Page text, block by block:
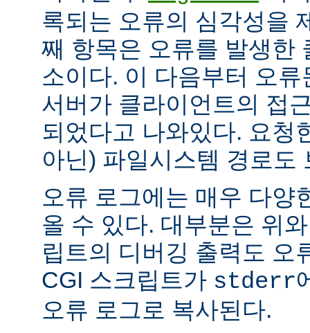
록되는 오류의 심각성을
째 항목은 오류를 발생한
소이다. 이 다음부터 오
서버가 클라이언트의 접
되었다고 나와있다. 요청
아닌) 파일시스템 경로도
오류 로그에는 매우 다양
올 수 있다. 대부분은 위
립트의 디버깅 출력도 오
CGI 스크립트가 stderr
오류 로그로 복사된다.